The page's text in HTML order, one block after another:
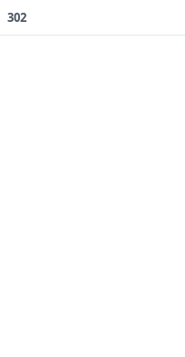
302